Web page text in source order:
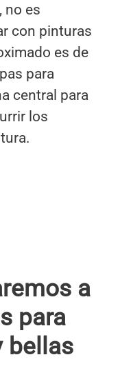
no es
con pinturas
es de
para
central para
los
a
para
bellas